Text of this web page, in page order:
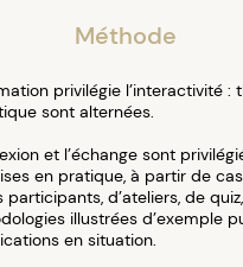
Méthode
privilégie l’interactivité :
sont alternées.
et l’échange sont
en pratique, à partir de
participants, d’ateliers, de
illustrées d’exemple
en situation.